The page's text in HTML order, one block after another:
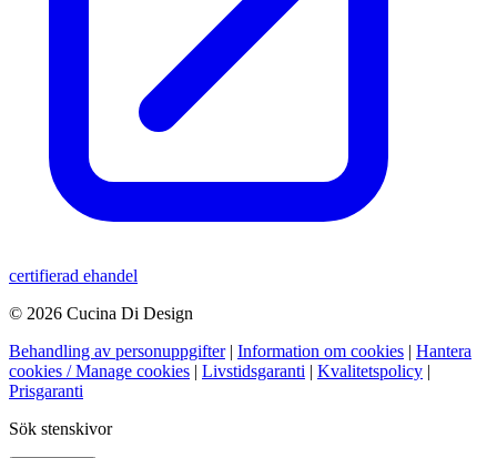
certifierad ehandel
© 2026 Cucina Di Design
Behandling av personuppgifter | Information om cookies | Hantera
cookies / Manage cookies | Livstidsgaranti | Kvalitetspolicy |
Prisgaranti
Sök stenskivor